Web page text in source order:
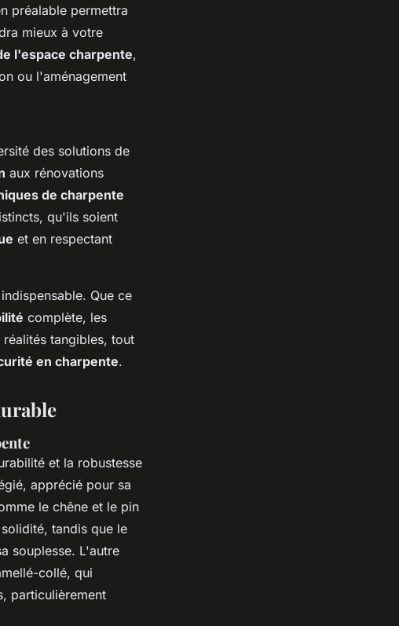
préalable permettra
mieux à votre
l'espace charpente,
ou l'aménagement
des solutions de
aux rénovations
de charpente
qu'ils soient
et en respectant
Que ce
complète, les
tangibles, tout
en charpente.
et la robustesse
apprécié pour sa
le chêne et le pin
tandis que le
souplesse. L'autre
collé, qui
particulièrement